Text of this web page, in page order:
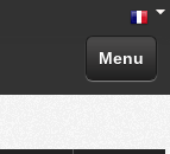
Menu